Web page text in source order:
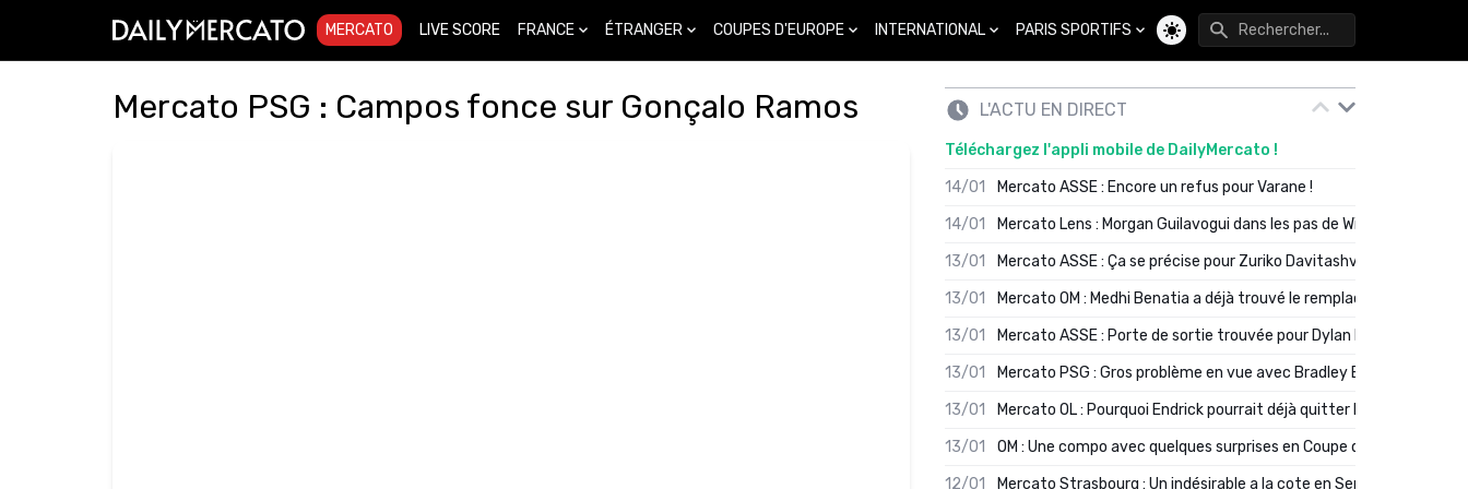
MERCATO LIVE SCORE FRANCE ÉTRANGER COUPES D'EUROPE INTERNATIONAL PARIS SPORTIFS
Changer de thème
Mercato PSG : Campos fonce sur Gonçalo Ramos L'ACTU EN DIRECT
Téléchargez l'appli mobile de DailyMercato !
14/01
Mercato ASSE : Encore un refus pour Varane !
14/01
Mercato Lens : Morgan Guilavogui dans les pas de Will Still ?
13/01
Mercato ASSE : Ça se précise pour Zuriko Davitashvili
13/01
Mercato OM : Medhi Benatia a déjà trouvé le remplaçant de Robinio
13/01
Mercato ASSE : Porte de sortie trouvée pour Dylan Batubinsika
13/01
Mercato PSG : Gros problème en vue avec Bradley Barcola ?
13/01
Mercato OL : Pourquoi Endrick pourrait déjà quitter Lyon en janvier
13/01
OM : Une compo avec quelques surprises en Coupe de France
12/01
Mercato Strasbourg : Un indésirable a la cote en Serie A